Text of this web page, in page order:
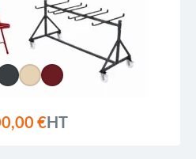
€HT